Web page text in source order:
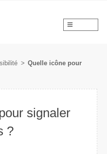
> Quelle icône pour
signaler
?